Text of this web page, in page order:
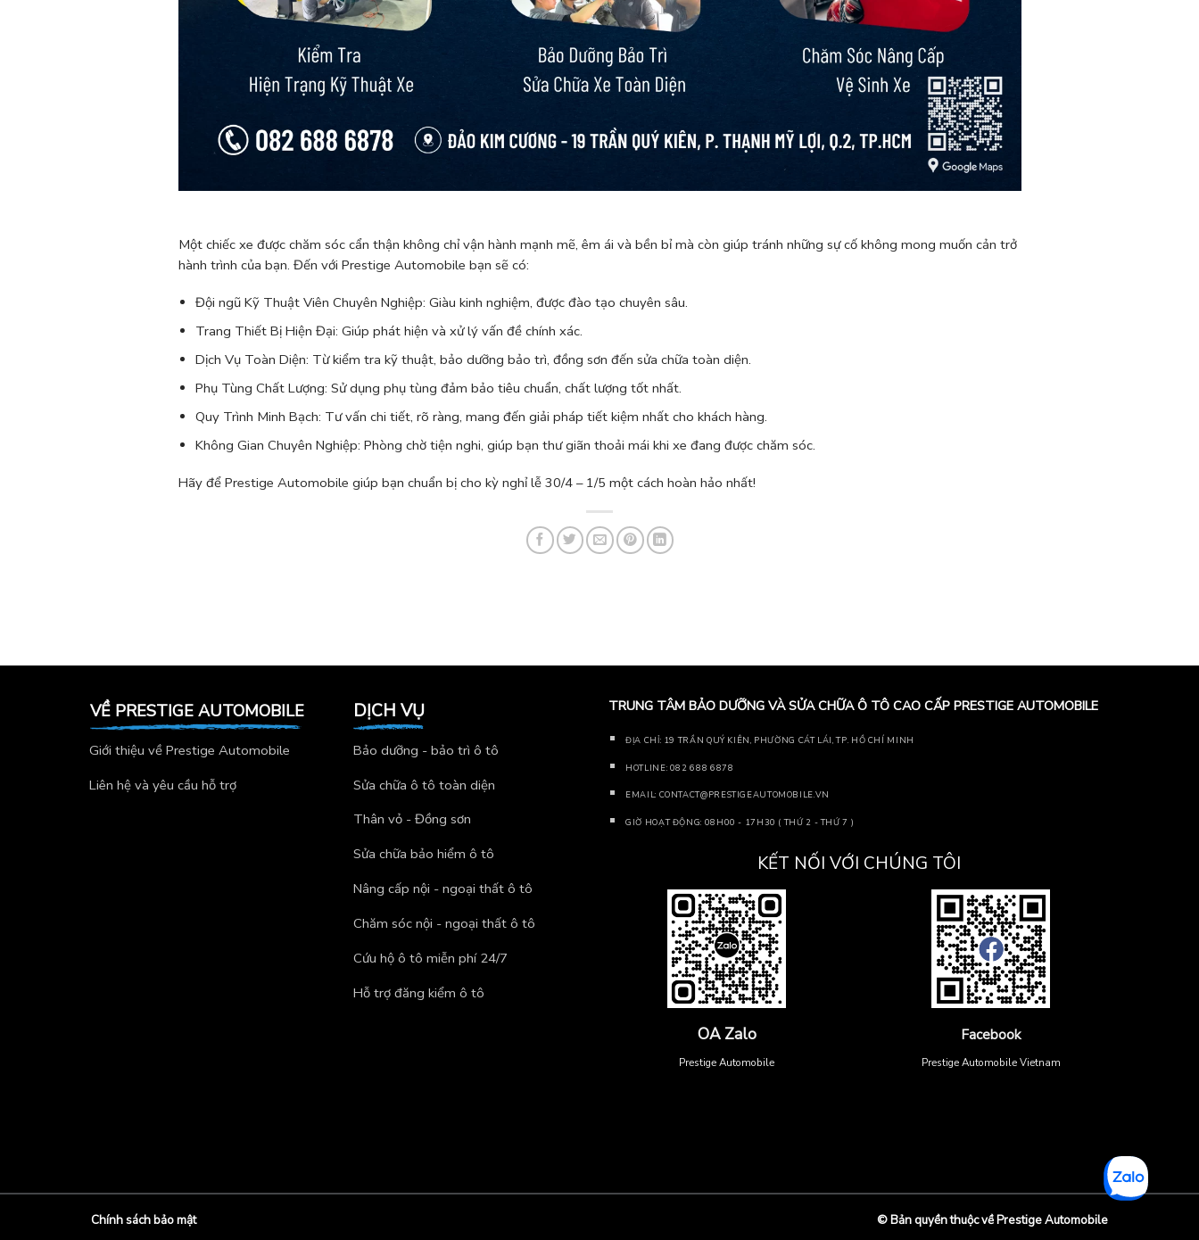
Một chiếc xe được chăm sóc cẩn thận không chỉ vận hành mạnh mẽ, êm ái và bền bỉ mà còn giúp tránh những sự cố không mong muốn cản trở
hành trình của bạn. Đến với Prestige Automobile bạn sẽ có:
Đội ngũ Kỹ Thuật Viên Chuyên Nghiệp: Giàu kinh nghiệm, được đào tạo chuyên sâu.
Trang Thiết Bị Hiện Đại: Giúp phát hiện và xử lý vấn đề chính xác.
Dịch Vụ Toàn Diện: Từ kiểm tra kỹ thuật, bảo dưỡng bảo trì, đồng sơn đến sửa chữa toàn diện.
Phụ Tùng Chất Lượng: Sử dụng phụ tùng đảm bảo tiêu chuẩn, chất lượng tốt nhất.
Quy Trình Minh Bạch: Tư vấn chi tiết, rõ ràng, mang đến giải pháp tiết kiệm nhất cho khách hàng.
Không Gian Chuyên Nghiệp: Phòng chờ tiện nghi, giúp bạn thư giãn thoải mái khi xe đang được chăm sóc.
Hãy để Prestige Automobile giúp bạn chuẩn bị cho kỳ nghỉ lễ 30/4 – 1/5 một cách hoàn hảo nhất!
VỀ PRESTIGE AUTOMOBILE
Giới thiệu về Prestige Automobile
Liên hệ và yêu cầu hỗ trợ
DỊCH VỤ
Bảo dưỡng - bảo trì ô tô
Sửa chữa ô tô toàn diện
Thân vỏ - Đồng sơn
Sửa chữa bảo hiểm ô tô
Nâng cấp nội - ngoại thất ô tô
Chăm sóc nội - ngoại thất ô tô
Cứu hộ ô tô miễn phí 24/7
Hỗ trợ đăng kiểm ô tô
TRUNG TÂM BẢO DƯỠNG VÀ SỬA CHỮA Ô TÔ CAO CẤP PRESTIGE AUTOMOBILE
ĐỊA CHỈ: 19 TRẦN QUÝ KIÊN, PHƯỜNG CÁT LÁI, TP. HỒ CHÍ MINH
HOTLINE: 082 688 6878
EMAIL: CONTACT@PRESTIGEAUTOMOBILE.VN
GIỜ HOẠT ĐỘNG: 08H00 - 17H30 ( THỨ 2 - THỨ 7 )
KẾT NỐI VỚI CHÚNG TÔI
OA Zalo
Prestige Automobile
Facebook
Prestige Automobile Vietnam
© Bản quyền thuộc về Prestige Automobile
Chính sách bảo mật